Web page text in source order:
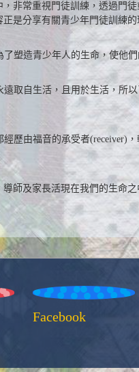
非常重視門徒訓練，透過門
是分享有關青少年門徒訓練
塑造青少年人的生命，使他
取自生活，且用於生活，所
歷由福音的承受者(receiver)
師及家長活現在我們的生命
Facebook